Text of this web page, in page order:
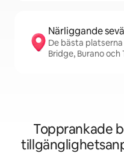
Närliggande
De bästa
Bridge, Burano och
Topprankade